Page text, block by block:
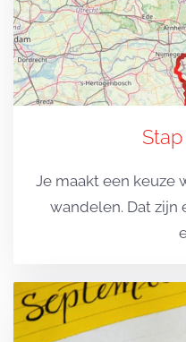
Je maakt een keuze
wandelen. Dat zijn